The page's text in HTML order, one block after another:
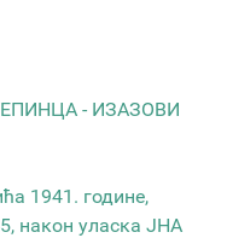
- ИЗАЗОВИ
1941. године,
након уласка ЈНА